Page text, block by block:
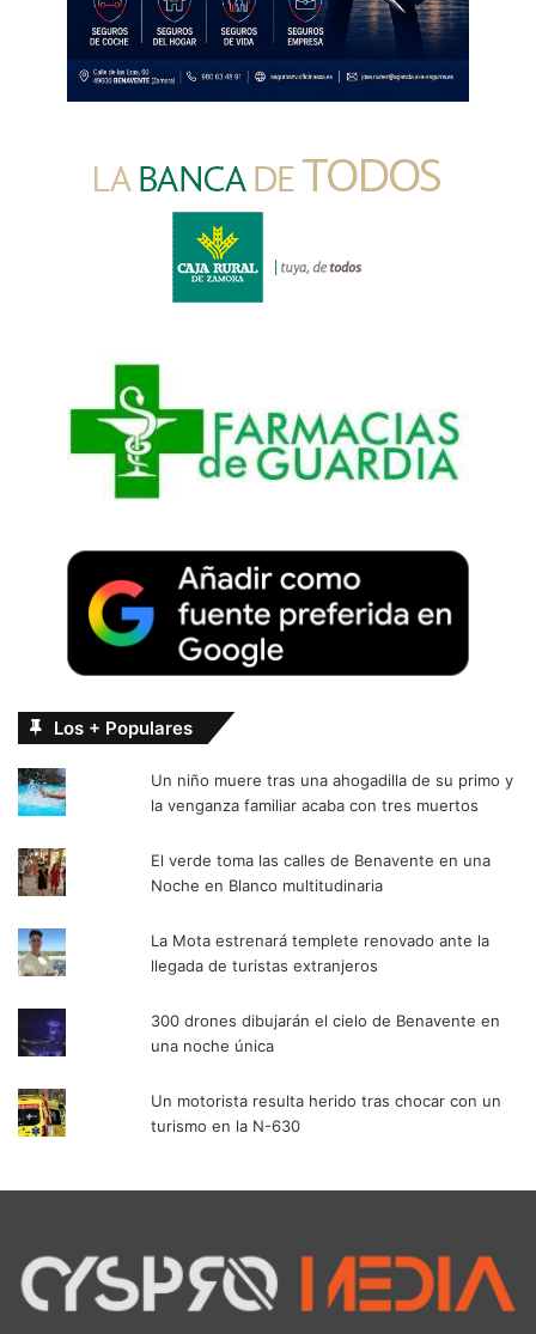
Los + Populares
Un niño muere tras una ahogadilla de su primo y
la venganza familiar acaba con tres muertos
El verde toma las calles de Benavente en una
Noche en Blanco multitudinaria
La Mota estrenará templete renovado ante la
llegada de turistas extranjeros
300 drones dibujarán el cielo de Benavente en
una noche única
Un motorista resulta herido tras chocar con un
turismo en la N-630